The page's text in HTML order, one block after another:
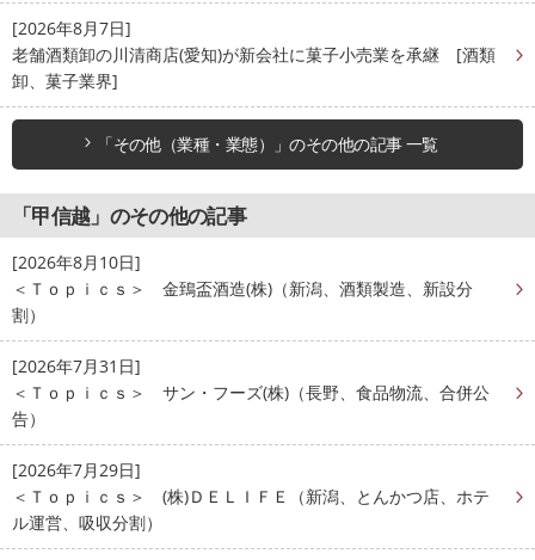
[2026年8月7日]
老舗酒類卸の川清商店(愛知)が新会社に菓子小売業を承継 [酒類
卸、菓子業界]
「その他（業種・業態）」のその他の記事 一覧
「甲信越」のその他の記事
[2026年8月10日]
＜Ｔｏｐｉｃｓ＞ 金鵄盃酒造(株)（新潟、酒類製造、新設分
割）
[2026年7月31日]
＜Ｔｏｐｉｃｓ＞ サン・フーズ(株)（長野、食品物流、合併公
告）
[2026年7月29日]
＜Ｔｏｐｉｃｓ＞ (株)ＤＥＬＩＦＥ（新潟、とんかつ店、ホテ
ル運営、吸収分割）